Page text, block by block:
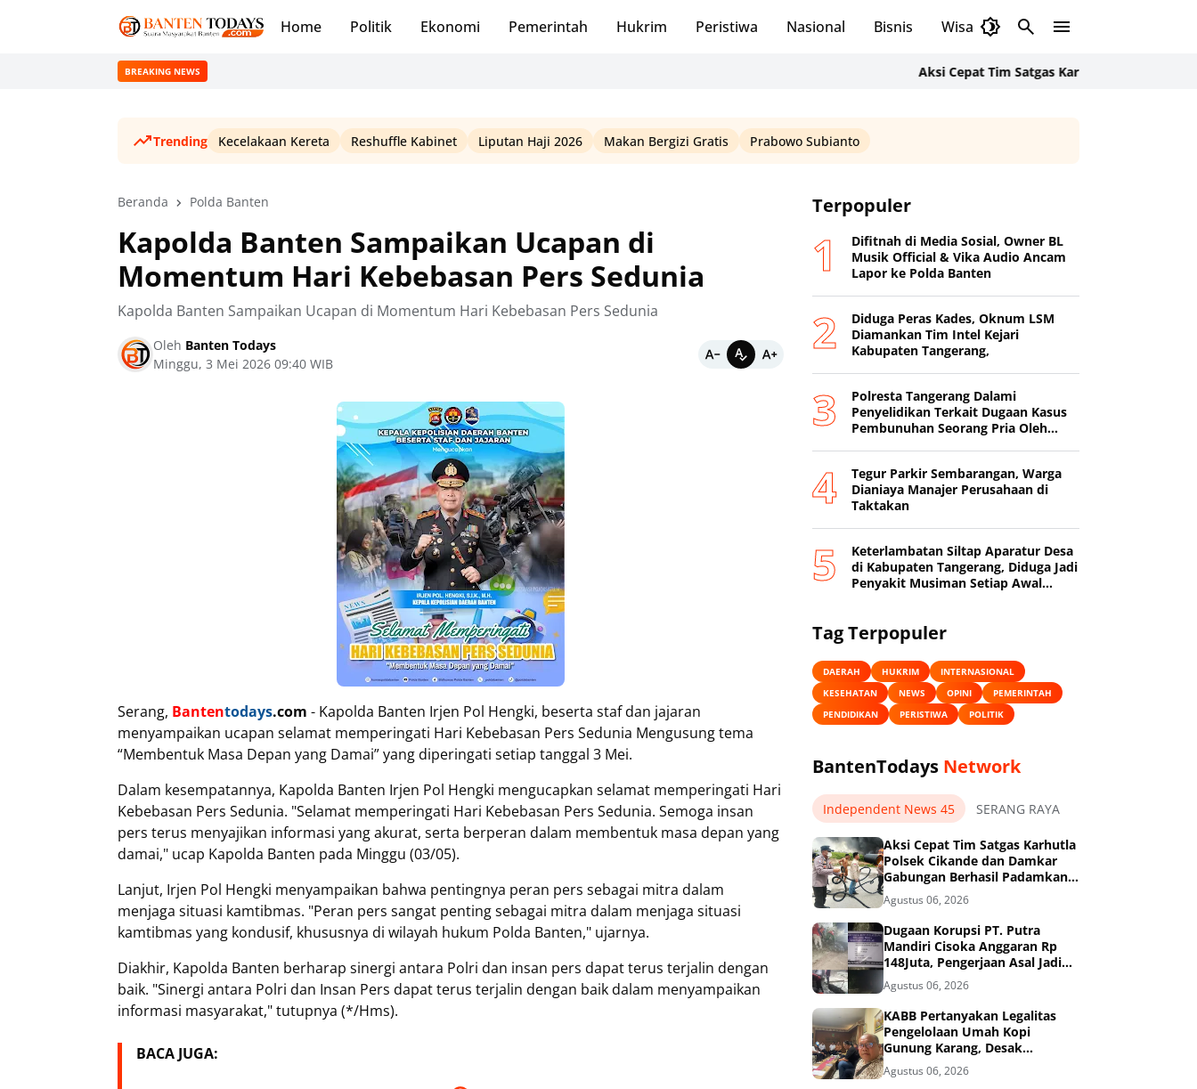
Home Politik Ekonomi Pemerintah Hukrim Peristiwa Nasional Bisnis Wisata Budaya
BREAKING NEWS Aksi Cepat Tim Satgas Karhutla Polsek Cikande
Trending Kecelakaan Kereta Reshuffle Kabinet Liputan Haji 2026 Makan Bergizi Gratis Prabowo Subianto
Beranda Polda Banten
Kapolda Banten Sampaikan Ucapan di
Momentum Hari Kebebasan Pers Sedunia
Kapolda Banten Sampaikan Ucapan di Momentum Hari Kebebasan Pers Sedunia
Oleh Banten Todays
Minggu, 3 Mei 2026 09:40 WIB
Serang, Bantentodays.com - Kapolda Banten Irjen Pol Hengki, beserta staf dan jajaran
menyampaikan ucapan selamat memperingati Hari Kebebasan Pers Sedunia Mengusung tema
“Membentuk Masa Depan yang Damai” yang diperingati setiap tanggal 3 Mei.
Dalam kesempatannya, Kapolda Banten Irjen Pol Hengki mengucapkan selamat memperingati Hari
Kebebasan Pers Sedunia. "Selamat memperingati Hari Kebebasan Pers Sedunia. Semoga insan
pers terus menyajikan informasi yang akurat, serta berperan dalam membentuk masa depan yang
damai," ucap Kapolda Banten pada Minggu (03/05).
Lanjut, Irjen Pol Hengki menyampaikan bahwa pentingnya peran pers sebagai mitra dalam
menjaga situasi kamtibmas. "Peran pers sangat penting sebagai mitra dalam menjaga situasi
kamtibmas yang kondusif, khususnya di wilayah hukum Polda Banten," ujarnya.
Diakhir, Kapolda Banten berharap sinergi antara Polri dan insan pers dapat terus terjalin dengan
baik. "Sinergi antara Polri dan Insan Pers dapat terus terjalin dengan baik dalam menyampaikan
informasi masyarakat," tutupnya (*/Hms).
BACA JUGA:
Terpopuler
Difitnah di Media Sosial, Owner BL
Musik Official & Vika Audio Ancam
Lapor ke Polda Banten
Diduga Peras Kades, Oknum LSM
Diamankan Tim Intel Kejari
Kabupaten Tangerang,
Polresta Tangerang Dalami
Penyelidikan Terkait Dugaan Kasus
Pembunuhan Seorang Pria Oleh
Tegur Parkir Sembarangan, Warga
Dianiaya Manajer Perusahaan di
Taktakan
Keterlambatan Siltap Aparatur Desa
di Kabupaten Tangerang, Diduga Jadi
Penyakit Musiman Setiap Awal
Tag Terpopuler
DAERAH HUKRIM
INTERNASIONAL
KESEHATAN
NEWS OPINI
PEMERINTAH
PENDIDIKAN
PERISTIWA POLITIK
BantenTodays Network
Independent News 45 SERANG RAYA
Aksi Cepat Tim Satgas Karhutla
Polsek Cikande dan Damkar
Gabungan Berhasil Padamkan
Kebakaran di Nambo Ilir, Kibin.
Agustus 06, 2026
Dugaan Korupsi PT. Putra
Mandiri Cisoka Anggaran Rp
148Juta, Pengerjaan Asal Jadi
dan Abaikan 3K
Agustus 06, 2026
KABB Pertanyakan Legalitas
Pengelolaan Umah Kopi
Gunung Karang, Desak
Pemprov Banten Buka
Dokumen Pengelolaan Aset
Agustus 06, 2026